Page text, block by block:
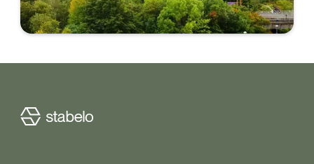
tur påverkar bolåneräntorna.